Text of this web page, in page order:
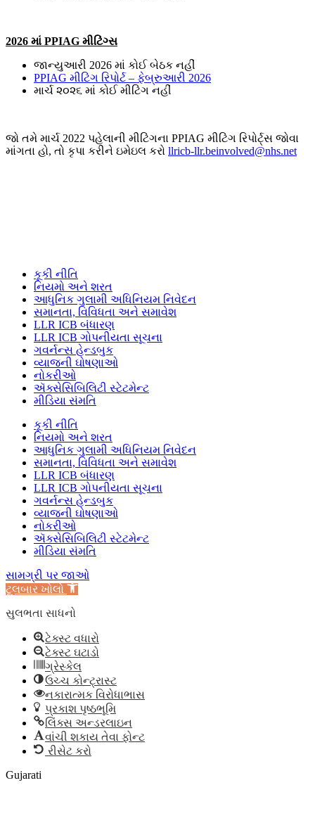
2026 માં PPIAG મીટિંગ્સ
જાન્યુઆરી 2026 માં કોઈ બેઠક નહીં
PPIAG મીટિંગ રિપોર્ટ – ફેબ્રુઆરી 2026
માર્ચ ૨૦૨૬ માં કોઈ મીટિંગ નહીં
જો તમે માર્ચ 2022 પહેલાની મીટિંગના PPIAG મીટિંગ રિપોર્ટ્સ જોવા
માંગતા હો, તો કૃપા કરીને ઇમેઇલ કરો llricb-llr.beinvolved@nhs.net
કૂકી નીતિ
નિયમો અને શરત
આધુનિક ગુલામી અધિનિયમ નિવેદન
સમાનતા, વિવિધતા અને સમાવેશ
LLR ICB બંધારણ
LLR ICB ગોપનીયતા સૂચના
ગવર્નન્સ હેન્ડબુક
વ્યાજની ઘોષણાઓ
નોકરીઓ
ઍક્સેસિબિલિટી સ્ટેટમેન્ટ
મીડિયા સંમતિ
કૂકી નીતિ
નિયમો અને શરત
આધુનિક ગુલામી અધિનિયમ નિવેદન
સમાનતા, વિવિધતા અને સમાવેશ
LLR ICB બંધારણ
LLR ICB ગોપનીયતા સૂચના
ગવર્નન્સ હેન્ડબુક
વ્યાજની ઘોષણાઓ
નોકરીઓ
ઍક્સેસિબિલિટી સ્ટેટમેન્ટ
મીડિયા સંમતિ
સામગ્રી પર જાઓ
ટૂલબાર ખોલો
સુલભતા સાધનો
ટેક્સ્ટ વધારો
ટેક્સ્ટ ઘટાડો
ગ્રેસ્કેલ
ઉચ્ચ કોન્ટ્રાસ્ટ
નકારાત્મક વિરોધાભાસ
પ્રકાશ પૃષ્ઠભૂમિ
લિંક્સ અન્ડરલાઇન
વાંચી શકાય તેવા ફોન્ટ
રીસેટ કરો
Gujarati